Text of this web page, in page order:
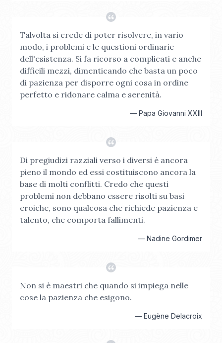
Talvolta si crede di poter risolvere, in vario
modo, i problemi e le questioni ordinarie
dell'esistenza. Si fa ricorso a complicati e anche
difficili mezzi, dimenticando che basta un poco
di pazienza per disporre ogni cosa in ordine
perfetto e ridonare calma e serenità.
— Papa Giovanni XXIII
Di pregiudizi razziali verso i diversi è ancora
pieno il mondo ed essi costituiscono ancora la
base di molti conflitti. Credo che questi
problemi non debbano essere risolti su basi
eroiche, sono qualcosa che richiede pazienza e
talento, che comporta fallimenti.
— Nadine Gordimer
Non si è maestri che quando si impiega nelle
cose la pazienza che esigono.
— Eugène Delacroix